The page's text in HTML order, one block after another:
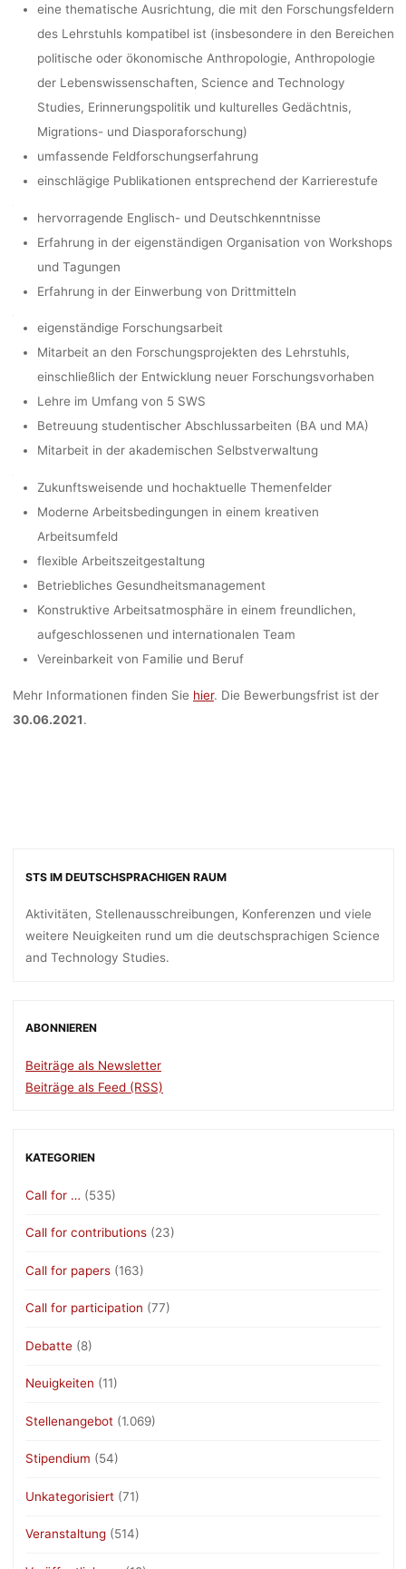
eine thematische Ausrichtung, die mit den Forschungsfeldern
des Lehrstuhls kompatibel ist (insbesondere in den Bereichen
politische oder ökonomische Anthropologie, Anthropologie
der Lebenswissenschaften, Science and Technology
Studies, Erinnerungspolitik und kulturelles Gedächtnis,
Migrations- und Diasporaforschung)
umfassende Feldforschungserfahrung
einschlägige Publikationen entsprechend der Karrierestufe
hervorragende Englisch- und Deutschkenntnisse
Erfahrung in der eigenständigen Organisation von Workshops
und Tagungen
Erfahrung in der Einwerbung von Drittmitteln
eigenständige Forschungsarbeit
Mitarbeit an den Forschungsprojekten des Lehrstuhls,
einschließlich der Entwicklung neuer Forschungsvorhaben
Lehre im Umfang von 5 SWS
Betreuung studentischer Abschlussarbeiten (BA und MA)
Mitarbeit in der akademischen Selbstverwaltung
Zukunftsweisende und hochaktuelle Themenfelder
Moderne Arbeitsbedingungen in einem kreativen
Arbeitsumfeld
flexible Arbeitszeitgestaltung
Betriebliches Gesundheitsmanagement
Konstruktive Arbeitsatmosphäre in einem freundlichen,
aufgeschlossenen und internationalen Team
Vereinbarkeit von Familie und Beruf
Mehr Informationen finden Sie hier. Die Bewerbungsfrist ist der
30.06.2021.
STS IM DEUTSCHSPRACHIGEN RAUM
Aktivitäten, Stellenausschreibungen, Konferenzen und viele
weitere Neuigkeiten rund um die deutschsprachigen Science
and Technology Studies.
ABONNIEREN
Beiträge als Newsletter
Beiträge als Feed (RSS)
KATEGORIEN
Call for … (535)
Call for contributions (23)
Call for papers (163)
Call for participation (77)
Debatte (8)
Neuigkeiten (11)
Stellenangebot (1.069)
Stipendium (54)
Unkategorisiert (71)
Veranstaltung (514)